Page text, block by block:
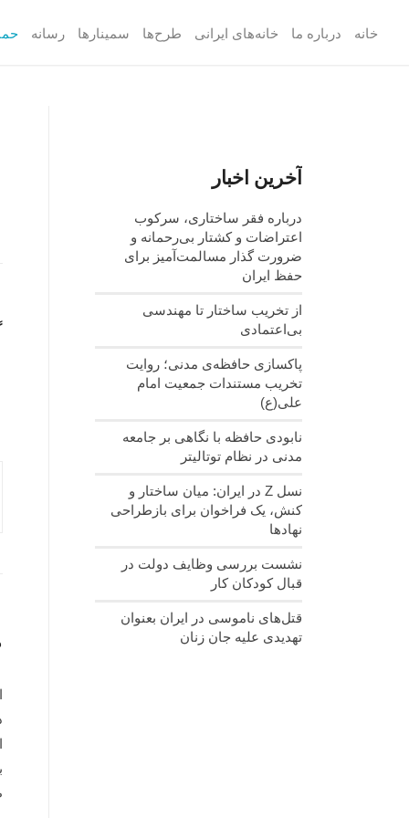
خانه درباره ما خانه‌های ایرانی طرح‌ها سمینارها رسانه
آخرین اخبار
درباره فقر ساختاری، سرکوب
اعتراضات و کشتار بی‌رحمانه و
ضرورت گذار مسالمت‌آمیز برای
حفظ ایران
از تخریب ساختار تا مهندسی
بی‌اعتمادی
پاکسازی حافظه‌ی مدنی؛ روایت
تخریب مستندات جمعیت امام
علی(ع)
نابودی حافظه با نگاهی بر جامعه
مدنی در نظام توتالیتر
نسل‌ Z در ایران: میان ساختار و
کنش، یک فراخوان برای بازطراحی
نهادها
نشست بررسی وظایف دولت در
قبال کودکان کار
قتل‌های ناموسی در ایران بعنوان
تهدیدی علیه جان زنان